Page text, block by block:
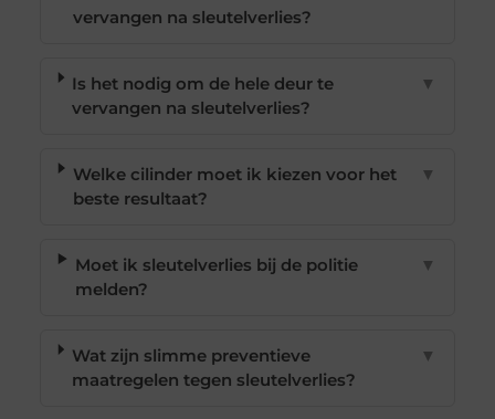
vervangen na sleutelverlies?
Is het nodig om de hele deur te
vervangen na sleutelverlies?
▼
Welke cilinder moet ik kiezen voor het
beste resultaat?
▼
Moet ik sleutelverlies bij de politie
melden?
▼
Wat zijn slimme preventieve
maatregelen tegen sleutelverlies?
▼